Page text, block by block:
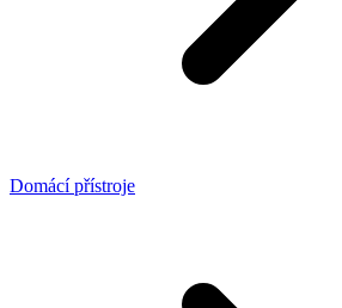
Domácí přístroje